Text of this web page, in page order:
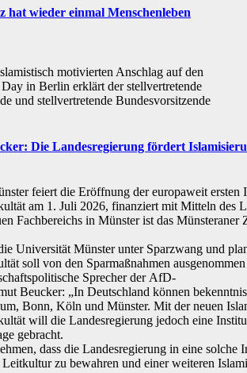
hat wieder einmal Menschenleben
motivierten Anschlag auf den
in Berlin erklärt der stellvertretende
und stellvertretende Bundesvorsitzende
Die Landesregierung fördert
feiert die Eröffnung der europaweit ersten
am 1. Juli 2026, finanziert mit Mitteln des
Fachbereichs in Münster ist das
Universität Münster unter Sparzwang und
soll von den Sparmaßnahmen
Sprecher der AfD-
Beucker: „In Deutschland können
Bonn, Köln und Münster. Mit der neuen
will die Landesregierung jedoch eine
gebracht.
dass die Landesregierung in eine
zu bewahren und einer weiteren